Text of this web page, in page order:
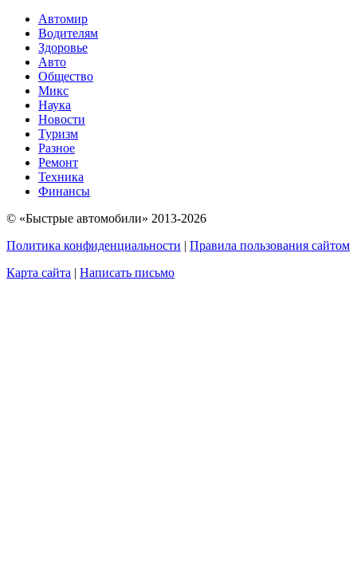
Автомир
Водителям
Здоровье
Авто
Общество
Микс
Наука
Новости
Туризм
Разное
Ремонт
Техника
Финансы
© «Быстрые автомобили» 2013-2026
Политика конфиденциальности | Правила пользования сайтом
Карта сайта | Написать письмо